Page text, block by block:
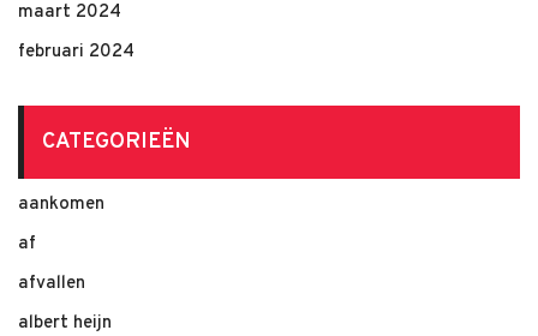
maart 2024
februari 2024
CATEGORIEËN
aankomen
af
afvallen
albert heijn